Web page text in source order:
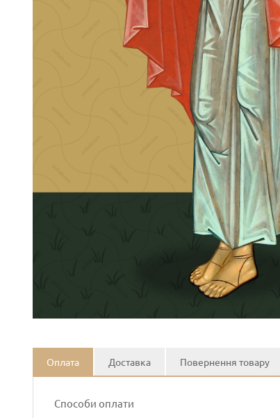
Оплата Доставка Повернення товару
Способи оплати